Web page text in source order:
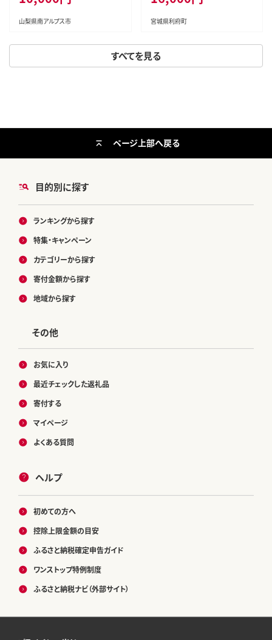
すべてを見る
上（2～3房） クール便発送 ALPA
G007
山梨県南アルプス市
少 部位 タン中 タン元 塩ダレ タ
レ 小分け 仙台 名物 厚切 肉厚
ベキュー BBQ 宮城県 利府町 船
田食品]
宮城県利府町
目的別に探す
ランキングから探す
特集・キャンペーン
カテゴリーから探す
寄付金額から探す
地域から探す
その他
お気に入り
最近チェックした返礼品
寄付する
マイページ
よくある質問
ヘルプ
初めての方へ
控除上限金額の目安
ふるさと納税確定申告ガイド
ワンストップ特例制度
ふるさと納税ナビ（外部サイト）
ページ上部へ戻る